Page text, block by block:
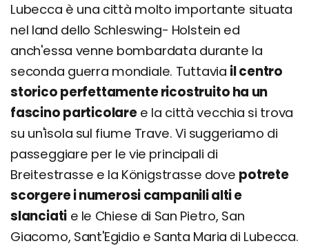
Lubecca è una città molto importante situata
nel land dello Schleswing- Holstein ed
anch'essa venne bombardata durante la
seconda guerra mondiale. Tuttavia il centro
storico perfettamente ricostruito ha un
fascino particolaree la città vecchia si trova
su un'isola sul fiume Trave. Vi suggeriamo di
passeggiare per le vie principali di
Breitestrasse e la Königstrasse dove potrete
scorgere i numerosi campanili alti e
slanciati e le Chiese di San Pietro, San
Giacomo, Sant'Egidio e Santa Maria di Lubecca.